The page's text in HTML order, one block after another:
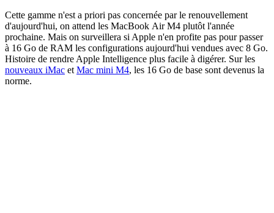
Cette gamme n'est a priori pas concernée par le renouvellement
d'aujourd'hui, on attend les MacBook Air M4 plutôt l'année
prochaine. Mais on surveillera si Apple n'en profite pas pour passer
à 16 Go de RAM les configurations aujourd'hui vendues avec 8 Go.
Histoire de rendre Apple Intelligence plus facile à digérer. Sur les
nouveaux iMac et Mac mini M4, les 16 Go de base sont devenus la
norme.